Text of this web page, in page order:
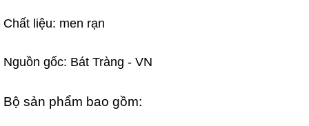
Chất liệu: men rạn
Nguồn gốc: Bát Tràng - VN
Bộ sản phẩm bao gồm: